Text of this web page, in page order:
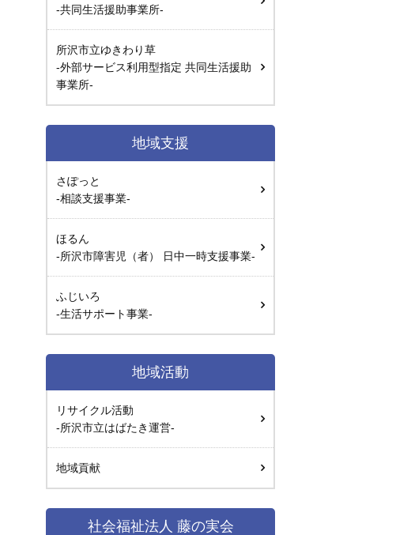
-共同生活援助事業所-
所沢市立ゆきわり草
-外部サービス利用型指定 共同生活援助
事業所-
地域支援
さぽっと
-相談支援事業-
ほるん
-所沢市障害児（者） 日中一時支援事業-
ふじいろ
-生活サポート事業-
地域活動
リサイクル活動
-所沢市立はばたき運営-
地域貢献
社会福祉法人 藤の実会